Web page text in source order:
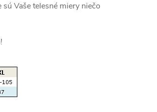
Vaše telesné miery niečo